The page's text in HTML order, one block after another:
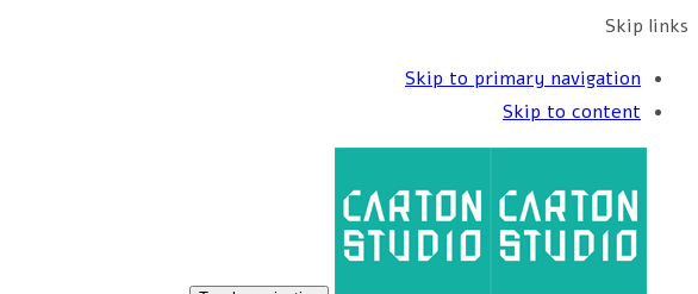
Skip links
Skip to primary navigation
Skip to content